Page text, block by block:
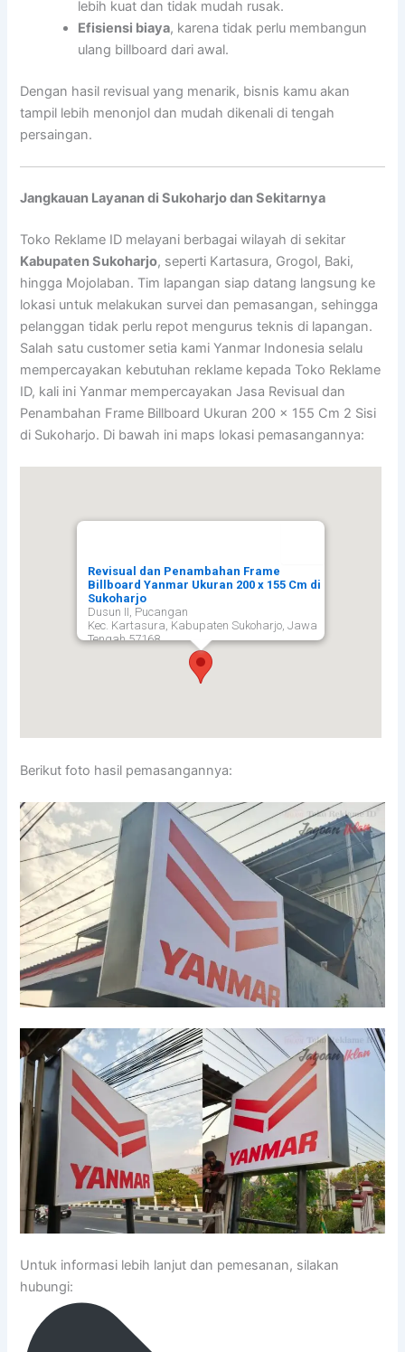
lebih kuat dan tidak mudah rusak.
Efisiensi biaya, karena tidak perlu membangun
ulang billboard dari awal.
Dengan hasil revisual yang menarik, bisnis kamu akan
tampil lebih menonjol dan mudah dikenali di tengah
persaingan.
Jangkauan Layanan di Sukoharjo dan Sekitarnya
Toko Reklame ID melayani berbagai wilayah di sekitar
Kabupaten Sukoharjo, seperti Kartasura, Grogol, Baki,
hingga Mojolaban. Tim lapangan siap datang langsung ke
lokasi untuk melakukan survei dan pemasangan, sehingga
pelanggan tidak perlu repot mengurus teknis di lapangan.
Salah satu customer setia kami Yanmar Indonesia selalu
mempercayakan kebutuhan reklame kepada Toko Reklame
ID, kali ini Yanmar mempercayakan Jasa Revisual dan
Penambahan Frame Billboard Ukuran 200 x 155 Cm 2 Sisi
di Sukoharjo. Di bawah ini maps lokasi pemasangannya:
Revisual dan Penambahan Frame
Billboard Yanmar Ukuran 200 x 155 Cm di
Sukoharjo
Dusun II, Pucangan
Kec. Kartasura, Kabupaten Sukoharjo, Jawa
Tengah 57168,
Berikut foto hasil pemasangannya:
Untuk informasi lebih lanjut dan pemesanan, silakan
hubungi: